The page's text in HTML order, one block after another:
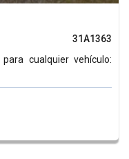
31A1363
cualquier vehículo: